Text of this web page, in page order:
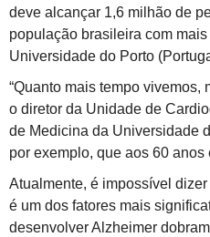
deve alcançar 1,6 milhão de
população brasileira com
Universidade do Porto
“Quanto mais tempo
o diretor da Unidade de
de Medicina da Universidade
por exemplo, que aos 60
Atualmente, é impossível
é um dos fatores mais
desenvolver Alzheimer